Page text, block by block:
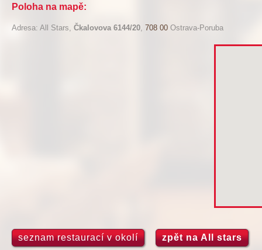
Poloha na mapě:
Adresa: All Stars, Čkalovova 6144/20, 708 00 Ostrava-Poruba
seznam restaurací v okolí zpět na All stars